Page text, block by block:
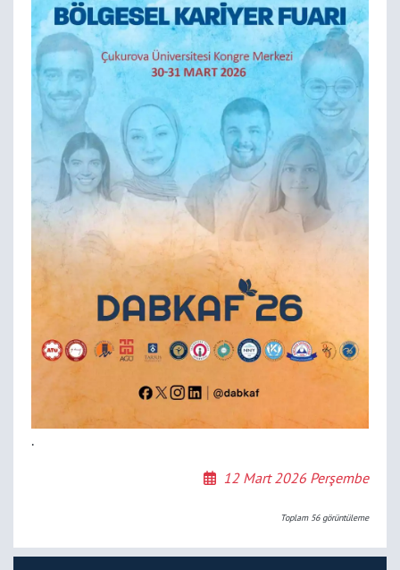
.
12 Mart 2026 Perşembe
Toplam 56görüntüleme